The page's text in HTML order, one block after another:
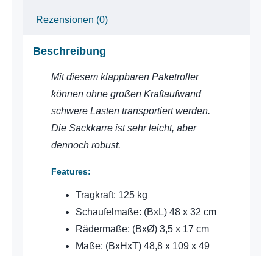
Rezensionen (0)
Beschreibung
Mit diesem klappbaren Paketroller
können ohne großen Kraftaufwand
schwere Lasten transportiert werden.
Die Sackkarre ist sehr leicht, aber
dennoch robust.
Features:
Tragkraft: 125 kg
Schaufelmaße: (BxL) 48 x 32 cm
Rädermaße: (BxØ) 3,5 x 17 cm
Maße: (BxHxT) 48,8 x 109 x 49